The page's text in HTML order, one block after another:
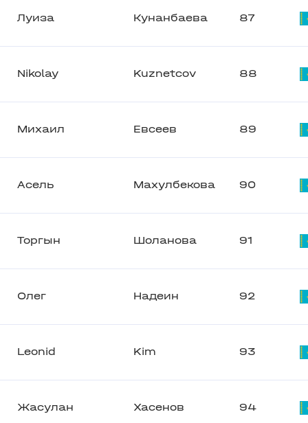
Луиза Кунанбаева 87
Nikolay Kuznetcov 88
Михаил Евсеев 89
Асель Махулбекова 90
Торгын Шоланова 91
Олег Надеин 92
Leonid Kim 93
Жасулан Хасенов 94